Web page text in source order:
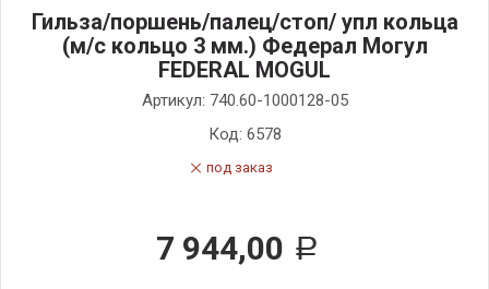
Гильза/поршень/палец/стоп/ упл кольца
(м/с кольцо 3 мм.) Федерал Могул
FEDERAL MOGUL
Артикул: 740.60-1000128-05
Код: 6578
под заказ
7 944,00 Р